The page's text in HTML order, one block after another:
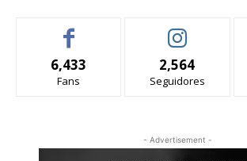
6,433
Fans
2,564
Seguidores
- Advertisement -